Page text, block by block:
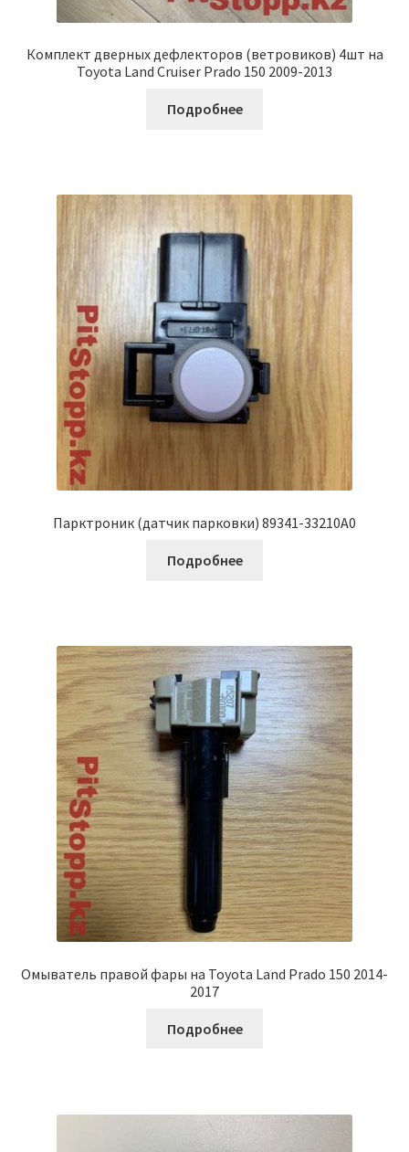
Комплект дверных дефлекторов (ветровиков) 4шт на
Toyota Land Cruiser Prado 150 2009-2013
Подробнее
Парктроник (датчик парковки) 89341-33210A0
Подробнее
Омыватель правой фары на Toyota Land Prado 150 2014-
2017
Подробнее